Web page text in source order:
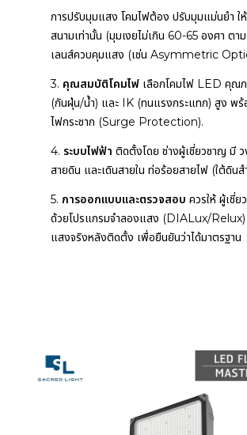
การปรับมุมแสง โคมไฟต้อง ปรับมุมแม่นยำ ใ
สนามเท่านั้น (มุมเงยไม่เกิน 60-65 องศา ตา
เลนส์ควบคุมแสง (เช่น Asymmetric
3. คุณสมบัติโคมไฟ เลือกโคมไฟ LED คุณ
(กันฝุ่น/น้ำ) และ IK (ทนแรงกระแทก) สูง พร้
ไฟกระชาก (Surge Protection).
4. ระบบไฟฟ้า ติดตั้งโดย ช่างผู้เชี่ยวชาญ มี
สายดิน และเดินสายใน ท่อร้อยสายไฟ (ใต้ดิน
5. การออกแบบและตรวจสอบ ควรให้ ผู้เชี่
ด้วยโปรแกรมจำลองแสง (DIALux/Relux)
แสงจริงหลังติดตั้ง เพื่อยืนยันว่าได้มาตรฐาน